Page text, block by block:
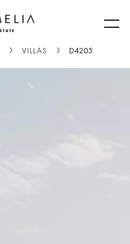
VILLAS D4205